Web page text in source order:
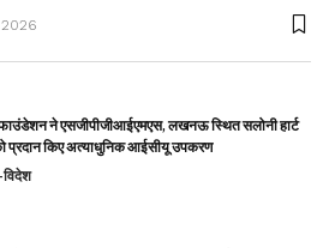
ने एसजीपीजीआईएमएस, लखनऊ स्थित सलोनी हार्ट
प्रदान किए अत्याधुनिक आईसीयू उपकरण